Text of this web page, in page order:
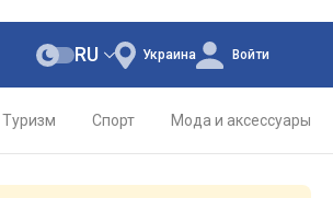
Украина
RU Войти
Туризм Спорт Мода и аксессуары